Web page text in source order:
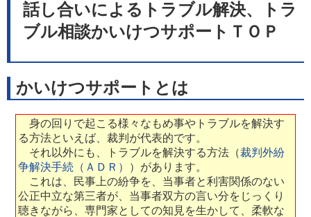
話し合いによる トラブル解決、
トラ
ブル相談かいけつサポートＴＯＰ
かいけつサポートとは
身の回りで起こる様々なもめ事やトラブルを解決す
る方法といえば、裁判が代表的です。
それ以外にも、トラブルを解決する方法（裁判外紛
争解決手続（ＡＤＲ） ）があります。
これは、民事上の紛争を、当事者と利害関係のない
公正中立な第三者が、当事者双方の言い分をじっくり
聴きながら、専門家としての知見を生かして、柔軟な